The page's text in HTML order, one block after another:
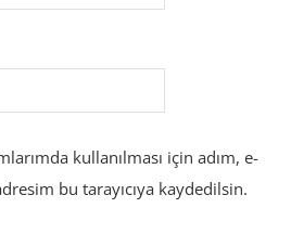
kullanılması için adım, e-
bu tarayıcıya kaydedilsin.